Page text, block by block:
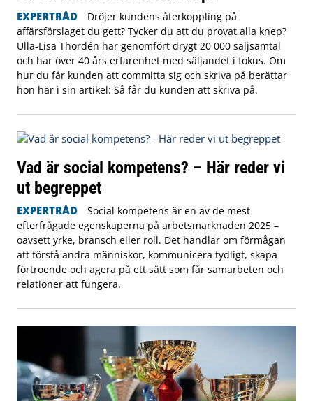
EXPERTRÅD
Dröjer kundens återkoppling på
affärsförslaget du gett? Tycker du att du provat alla knep?
Ulla-Lisa Thordén har genomfört drygt 20 000 säljsamtal
och har över 40 års erfarenhet med säljandet i fokus. Om
hur du får kunden att committa sig och skriva på berättar
hon här i sin artikel: Så får du kunden att skriva på.
Vad är social kompetens? – Här reder vi
ut begreppet
EXPERTRÅD
Social kompetens är en av de mest
efterfrågade egenskaperna på arbetsmarknaden 2025 –
oavsett yrke, bransch eller roll. Det handlar om förmågan
att förstå andra människor, kommunicera tydligt, skapa
förtroende och agera på ett sätt som får samarbeten och
relationer att fungera.